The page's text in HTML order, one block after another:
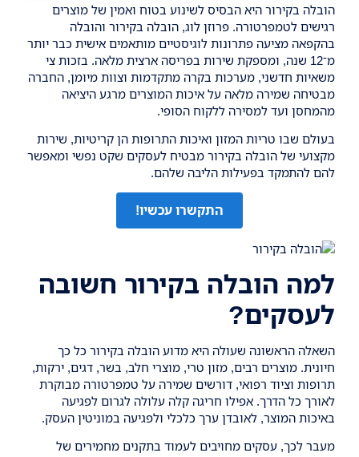
הובלה בקירור היא הבסיס לשינוע בטוח ואמין של מוצרים
רגישים לטמפרטורה. פרוזן לוג, הובלה בקירור והובלה
בהקפאה מציעה פתרונות לוגיסטיים מותאמים אישית כבר יותר
מ־12 שנה, ומספקת שירות בפריסה ארצית מלאה. בזכות צי
משאיות חדשני, מערכות בקרה מתקדמות וצוות מיומן, החברה
מבטיחה שמירה מלאה על איכות המוצרים מרגע היציאה
מהמחסן ועד למסירה ללקוח הסופי.
בעולם שבו טריות המזון ואיכות התרופות הן קריטיות, שירות
מקצועי של הובלה בקירור מבטיח לעסקים שקט נפשי ומאפשר
להם להתמקד בפעילות הליבה שלהם.
התקשרו עכשיו!
למה הובלה בקירור חשובה
לעסקים?
השאלה הראשונה שעולה היא מדוע הובלה בקירור כל כך
חיונית. מוצרים רבים, מזון טרי, מוצרי חלב, בשר, דגים, ירקות,
תרופות וציוד רפואי, דורשים שמירה על טמפרטורה מבוקרת
לאורך כל הדרך. אפילו חריגה קלה עלולה לגרום לפגיעה
באיכות המוצר, לאובדן ערך כלכלי ולפגיעה במוניטין העסק.
מעבר לכך, עסקים מחויבים לעמוד בתקנים מחמירים של